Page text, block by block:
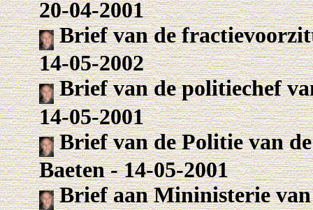
20-04-2001
Brief van de
14-05-2002
Brief van de politiechef
14-05-2001
Brief van de Politie van
Baeten - 14-05-2001
Brief aan Mininisterie